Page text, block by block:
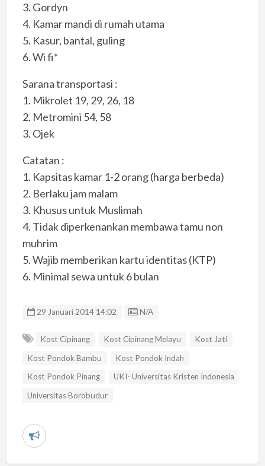
3. Gordyn
4. Kamar mandi di rumah utama
5. Kasur, bantal, guling
6. Wi fi*
Sarana transportasi :
1. Mikrolet 19, 29, 26, 18
2. Metromini 54, 58
3. Ojek
Catatan :
1. Kapsitas kamar 1-2 orang (harga berbeda)
2. Berlaku jam malam
3. Khusus untuk Muslimah
4. Tidak diperkenankan membawa tamu non
muhrim
5. Wajib memberikan kartu identitas (KTP)
6. Minimal sewa untuk 6 bulan
29 Januari 2014 14:02 Listing ID
N/A
Kost Cipinang Kost Cipinang Melayu
Kost Jati
Kost Pondok Bambu
Kost Pondok Indah
Kost Pondok Pinang
UKI- Universitas Kristen Indonesia
Universitas Borobudur
L